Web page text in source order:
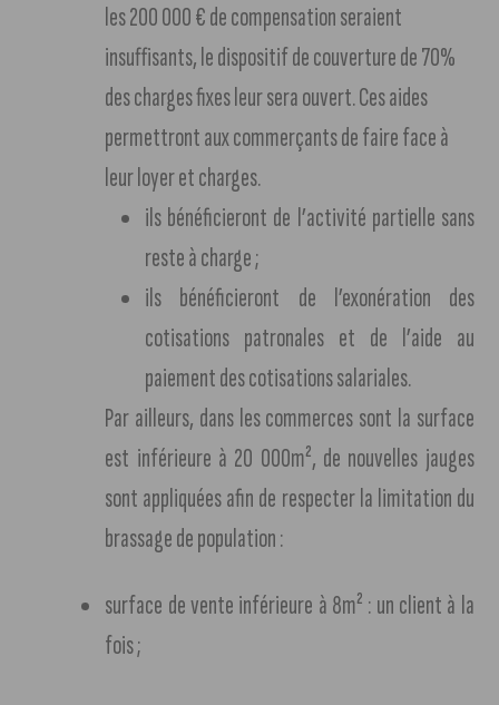
les 200 000 € de compensation seraient
insuffisants, le dispositif de couverture de 70%
des charges fixes leur sera ouvert. Ces aides
permettront aux commerçants de faire face à
leur loyer et charges.
ils bénéficieront de l’activité partielle sans
reste à charge ;
ils bénéficieront de l’exonération des
cotisations patronales et de l’aide au
paiement des cotisations salariales.
Par ailleurs, dans les commerces sont la surface
est inférieure à 20 000m², de nouvelles jauges
sont appliquées afin de respecter la limitation du
brassage de population :
surface de vente inférieure à 8m² : un client à la
fois ;